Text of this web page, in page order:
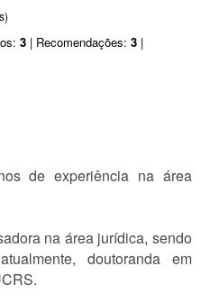
3 | Recomendações: 3 |
de experiência na área
na área jurídica, sendo
doutoranda em